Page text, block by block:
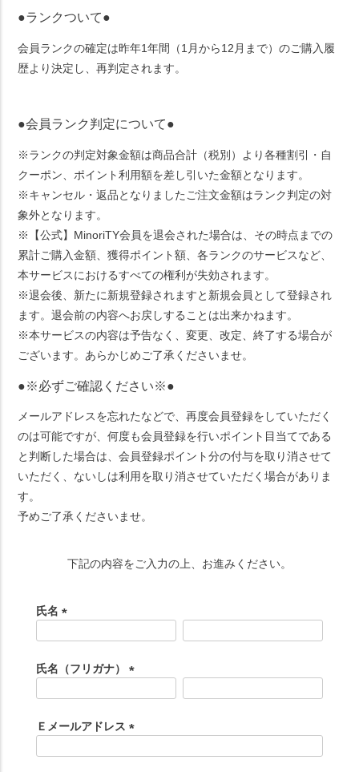
●ランクついて●
会員ランクの確定は昨年1年間（1月から12月まで）のご購入履
歴より決定し、再判定されます。
●会員ランク判定について●
※ランクの判定対象金額は商品合計（税別）より各種割引・自
クーポン、ポイント利用額を差し引いた金額となります。
※キャンセル・返品となりましたご注文金額はランク判定の対
象外となります。
※【公式】MinoriTY会員を退会された場合は、その時点までの
累計ご購入金額、獲得ポイント額、各ランクのサービスなど、
本サービスにおけるすべての権利が失効されます。
※退会後、新たに新規登録されますと新規会員として登録され
ます。退会前の内容へお戻しすることは出来かねます。
※本サービスの内容は予告なく、変更、改定、終了する場合が
ございます。あらかじめご了承くださいませ。
●※必ずご確認ください※●
メールアドレスを忘れたなどで、再度会員登録をしていただく
のは可能ですが、何度も会員登録を行いポイント目当てである
と判断した場合は、会員登録ポイント分の付与を取り消させて
いただく、ないしは利用を取り消させていただく場合がありま
す。
予めご了承くださいませ。
下記の内容をご入力の上、お進みください。
氏名
須
)
氏名（フリガナ）
須
)
Ｅメールアドレス